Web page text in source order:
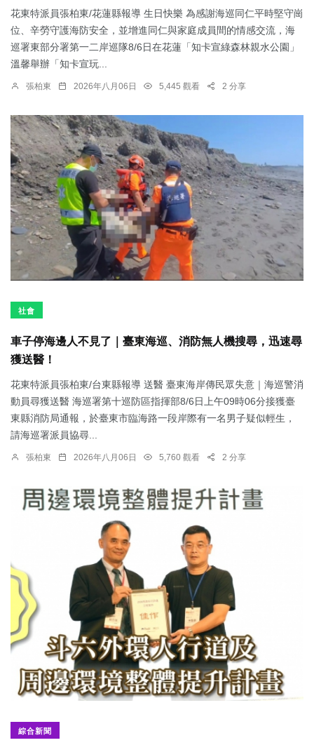
花東特派員張柏東/花蓮縣報導 生日快樂 為感謝海巡同仁平時堅守崗
位、辛勞守護海防安全，並增進同仁與家庭成員間的情感交流，海
巡署東部分署第一二岸巡隊8/6日在花蓮「知卡宣綠森林親水公園」
溫馨舉辦「知卡宣玩...
張柏東 2026年八月06日 5,445 觀看 2 分享
社會
車子停海邊人不見了｜臺東海巡、消防無人機搜尋，迅速尋
獲送醫！
花東特派員張柏東/台東縣報導 送醫 臺東海岸傳民眾失意｜海巡警消
動員尋獲送醫 海巡署第十巡防區指揮部8/6日上午09時06分接獲臺
東縣消防局通報，於臺東市臨海路一段岸際有一名男子疑似輕生，
請海巡署派員協尋...
張柏東 2026年八月06日 5,760 觀看 2 分享
綜合新聞